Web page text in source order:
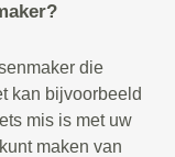
die
kan bijvoorbeeld
mis is met uw
maken van